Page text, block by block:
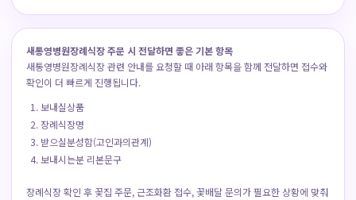
새통영병원장례식장 주문 시 전달하면 좋은 기본 항목
새통영병원장례식장 관련 안내를 요청할 때 아래 항목을 함께 전달하면 접수와
확인이 더 빠르게 진행됩니다.
보내실상품
장례식장명
받으실분성함(고인과의관계)
보내시는분 리본문구
장례식장 확인 후 꽃집 주문, 근조화환 접수, 꽃배달 문의가 필요한 상황에 맞춰